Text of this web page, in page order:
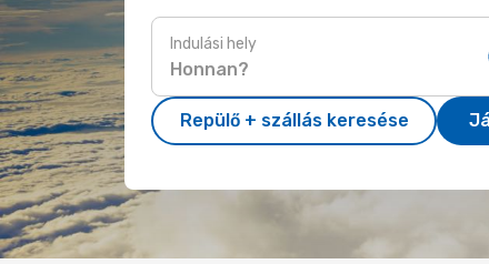
Indulási hely
Repülő + szállás keresése